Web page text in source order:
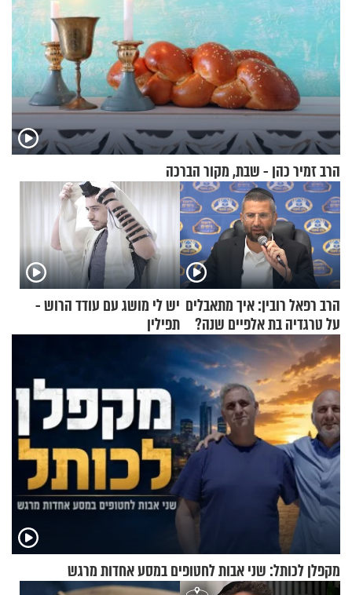
הרב זמיר כהן - שבת, מקור הברכה
הרב רפאל רובין: איך מתאבלים
על טרגדיה בת אלפיים שנה?
יש לי מושג עם עודד הרוש -
תפילין
מקפלן לכותל: שני אבות לחטופים במסע אחדות מרגש